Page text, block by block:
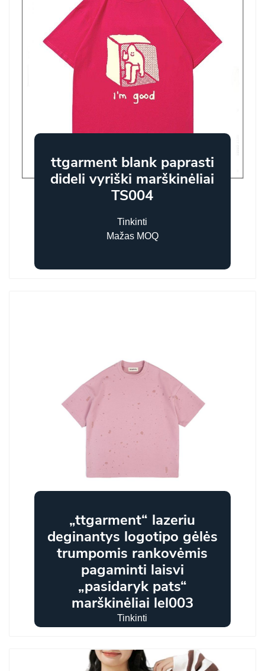
ttgarment blank paprasti
dideli vyriški marškinėliai
TS004
Tinkinti
Mažas MOQ
„ttgarment“ lazeriu
deginantys logotipo gėlės
trumpomis rankovėmis
pagaminti laisvi
„pasidaryk pats“
marškinėliai lel003
Tinkinti